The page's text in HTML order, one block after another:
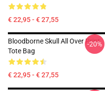
€ 22,95 - € 27,55
Bloodborne Skull All Over Print
Tote Bag
€ 22,95 - € 27,55
-20%